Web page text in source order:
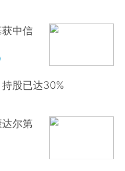
中信
股已达30%
尔第